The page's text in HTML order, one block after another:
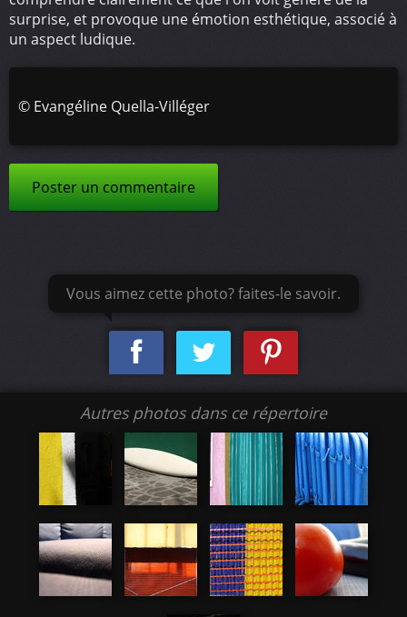
surprise, et provoque une émotion esthétique, associé à
un aspect ludique.
© Evangéline Quella-Villéger
Poster un commentaire
Vous aimez cette photo? faites-le savoir.
Autres photos dans ce répertoire